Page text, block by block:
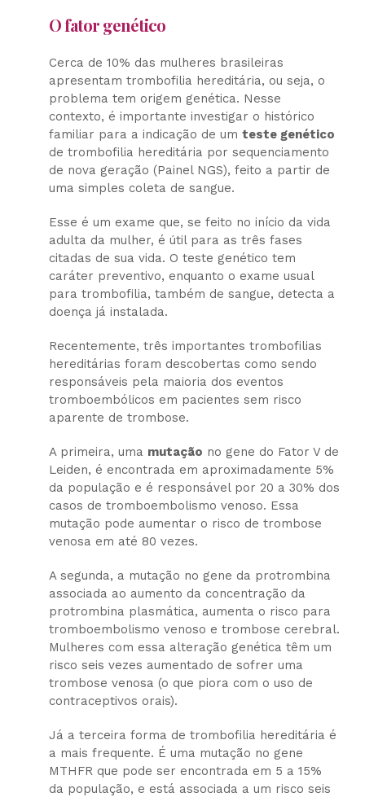
O fator genético
Cerca de 10% das mulheres brasileiras
apresentam trombofilia hereditária, ou seja, o
problema tem origem genética. Nesse
contexto, é importante investigar o histórico
familiar para a indicação de um teste genético
de trombofilia hereditária por sequenciamento
de nova geração (Painel NGS), feito a partir de
uma simples coleta de sangue.
Esse é um exame que, se feito no início da vida
adulta da mulher, é útil para as três fases
citadas de sua vida. O teste genético tem
caráter preventivo, enquanto o exame usual
para trombofilia, também de sangue, detecta a
doença já instalada.
Recentemente, três importantes trombofilias
hereditárias foram descobertas como sendo
responsáveis pela maioria dos eventos
tromboembólicos em pacientes sem risco
aparente de trombose.
A primeira, uma mutação no gene do Fator V de
Leiden, é encontrada em aproximadamente 5%
da população e é responsável por 20 a 30% dos
casos de tromboembolismo venoso. Essa
mutação pode aumentar o risco de trombose
venosa em até 80 vezes.
A segunda, a mutação no gene da protrombina
associada ao aumento da concentração da
protrombina plasmática, aumenta o risco para
tromboembolismo venoso e trombose cerebral.
Mulheres com essa alteração genética têm um
risco seis vezes aumentado de sofrer uma
trombose venosa (o que piora com o uso de
contraceptivos orais).
Já a terceira forma de trombofilia hereditária é
a mais frequente. É uma mutação no gene
MTHFR que pode ser encontrada em 5 a 15%
da população, e está associada a um risco seis